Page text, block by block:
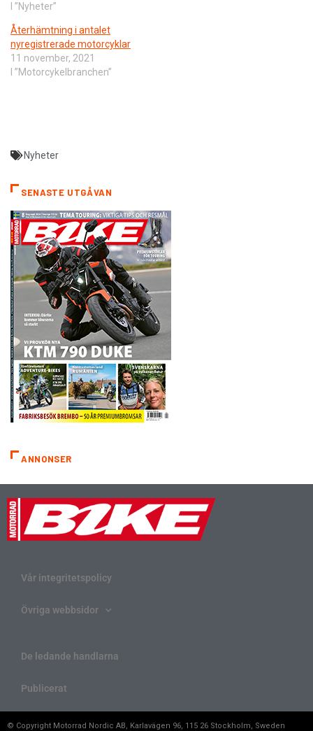
I ”Nyheter”
Återhämtning i antalet
nyregistrerade motorcyklar
11 november, 2021
I ”Motorcykelbranchen”
Nyheter
SENASTE UTGÅVAN
ANNONSER
Vår integritetspolicy
Övriga webbsidor
De ledande handlarna
Publicerat
© Copyright Motorrad Nordic AB, Karlavägen 96, 115 26 Stockholm, Sweden